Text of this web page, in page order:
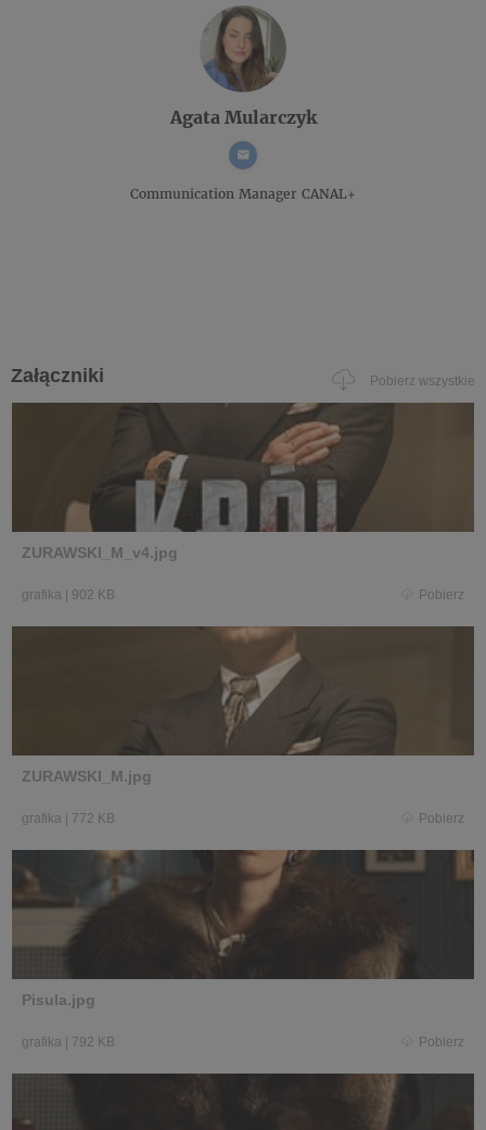
Agata Mularczyk
Communication Manager CANAL+
Załączniki Pobierz wszystkie
ZURAWSKI_M_v4.jpg
grafika 902 KB Pobierz
ZURAWSKI_M.jpg
grafika 772 KB Pobierz
Pisula.jpg
grafika 792 KB Pobierz